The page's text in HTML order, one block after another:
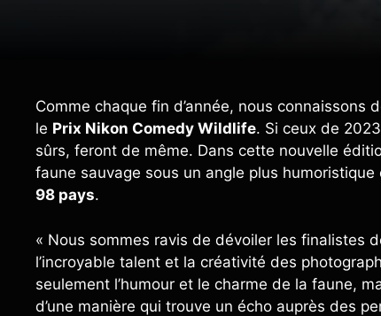
Comme chaque fin d’année, nous connaissons
le Prix ​​Nikon Comedy Wildlife. Si ceux de
sûrs, feront de même. Dans cette nouvelle
faune sauvage sous un angle plus
98 pays.
« Nous sommes ravis de dévoiler les finalistes
l’incroyable talent et la créativité des
seulement l’humour et le charme de la faune,
d’une manière qui trouve un écho auprès des